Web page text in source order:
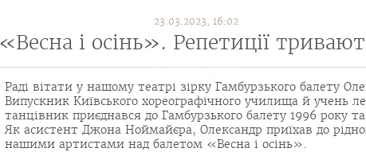
23.03.2023, 16:02
«Весна і осінь». Репетиції
Раді вітати у нашому театрі зірку Гамбурзького балету
Випускник Київського хореографічного училища й учень
танцівник приєднався до Гамбурзького балету 1996 року
Як асистент Джона Ноймайєра, Олександр приїхав до
нашими артистами над балетом «Весна і осінь».